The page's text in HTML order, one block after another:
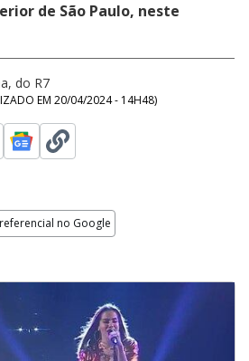
de São Paulo, neste
do R7
EM 20/04/2024 - 14H48)
no Google